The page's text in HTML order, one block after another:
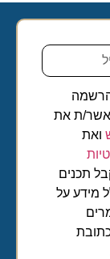
ת את
תכנים
על